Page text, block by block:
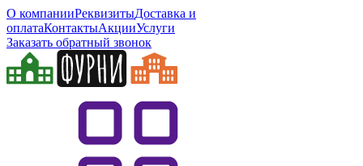
О компанииРеквизитыДоставка и
оплатаКонтактыАкцииУслуги
Заказать обратный звонок